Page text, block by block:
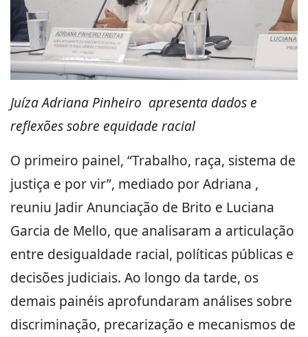
Juíza Adriana Pinheiro apresenta dados e
reflexões sobre equidade racial
O primeiro painel, “Trabalho, raça, sistema de
justiça e por vir”, mediado por Adriana ,
reuniu Jadir Anunciação de Brito e Luciana
Garcia de Mello, que analisaram a articulação
entre desigualdade racial, políticas públicas e
decisões judiciais. Ao longo da tarde, os
demais painéis aprofundaram análises sobre
discriminação, precarização e mecanismos de